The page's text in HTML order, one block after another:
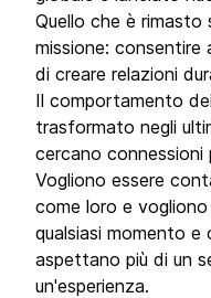
Quello che è
missione: consentire
di creare relazioni
Il comportamento
trasformato negli
cercano connessioni
Vogliono essere
come loro e
qualsiasi momento e
aspettano più di un
un'esperienza.